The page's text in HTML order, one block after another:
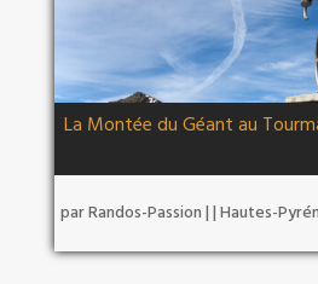
La Montée du Géant au
parRandos-Passion | | Hautes-